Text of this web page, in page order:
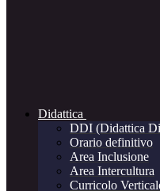
Didattica
DDI (Didattica
Orario definitivo
Area Inclusione
Area Intercultura
Curricolo